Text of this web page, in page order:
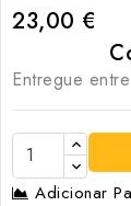
23,00 €
Entregue
Adicionar